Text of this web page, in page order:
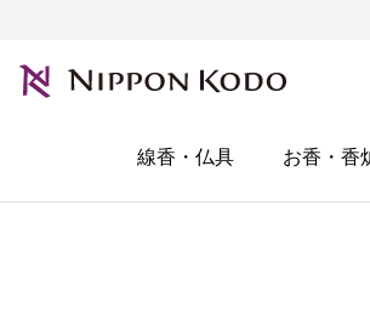
線香・仏具 お香・香